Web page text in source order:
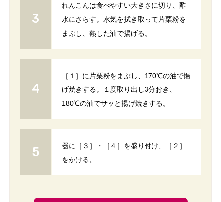
れんこんは食べやすい大きさに切り、酢
水にさらす。水気を拭き取って片栗粉を
まぶし、熱した油で揚げる。
［１］に片栗粉をまぶし、170℃の油で揚
げ焼きする。１度取り出し3分おき、
180℃の油でサッと揚げ焼きする。
器に［３］・［４］を盛り付け、［２］
をかける。